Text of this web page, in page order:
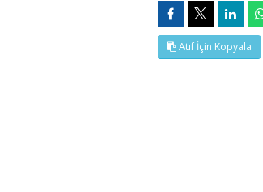
Atıf İçin Kopyala